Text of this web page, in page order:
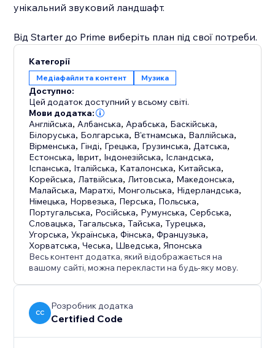
унікальний звуковий ландшафт.
Від Starter до Prime виберіть план під свої потреби.
Категорії
Медіафайли та контент Музика
Доступно:
Цей додаток доступний у всьому світі.
Мови додатка:
Англійська, Албанська, Арабська, Баскійська,
Білоруська, Болгарська, В'єтнамська, Валлійська,
Вірменська, Гінді, Грецька, Грузинська, Датська,
Естонська, Іврит, Індонезійська, Ісландська,
Іспанська, Італійська, Каталонська, Китайська,
Корейська, Латвійська, Литовська, Македонська,
Малайська, Маратхі, Монгольська, Нідерландська,
Німецька, Норвезька, Перська, Польська,
Португальська, Російська, Румунська,Сербська,
Словацька,Тагальська,Тайська,Турецька,
Угорська,Українська,Фінська,Французька,
Хорватська,Чеська, Шведська,Японська
Весь контент додатка, який відображається на
вашому сайті, можна перекласти на будь-яку мову.
CC
Розробник додатка
Certified Code